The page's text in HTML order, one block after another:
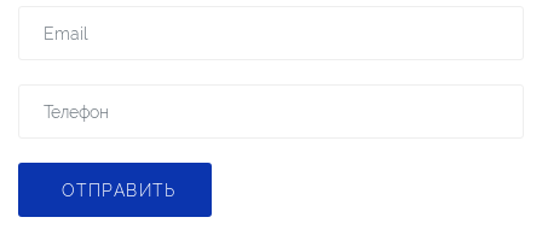
ОТПРАВИТЬ